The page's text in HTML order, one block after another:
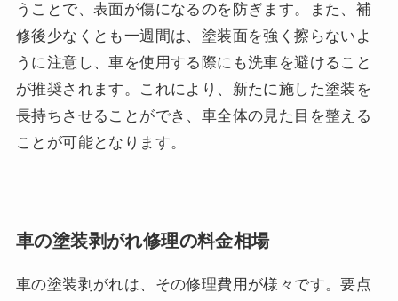
うことで、表面が傷になるのを防ぎます。また、補
修後少なくとも一週間は、塗装面を強く擦らないよ
うに注意し、車を使用する際にも洗車を避けること
が推奨されます。これにより、新たに施した塗装を
長持ちさせることができ、車全体の見た目を整える
ことが可能となります。
車の塗装剥がれ修理の料金相場
車の塗装剥がれは、その修理費用が様々です。要点